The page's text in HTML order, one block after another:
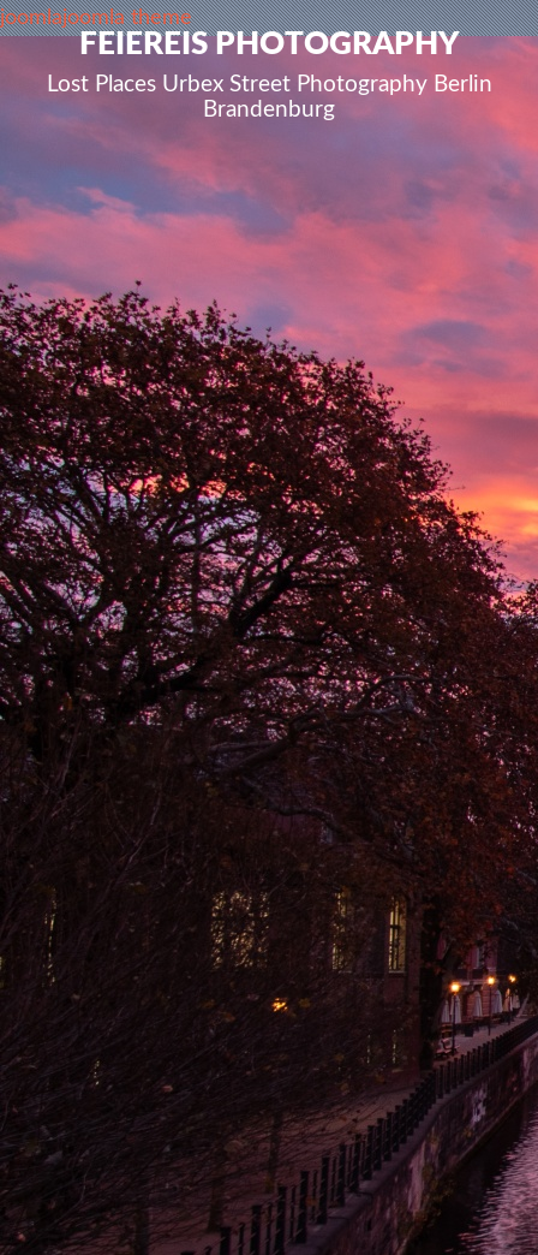
FEIEREIS PHOTOGRAPHY
Lost Places Urbex Street Photography Berlin
Brandenburg
joomlajoomla theme